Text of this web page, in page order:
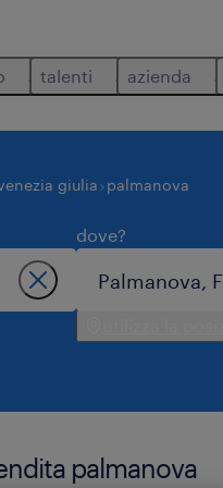
talenti azienda
giulia palmanova
dove?
palmanova